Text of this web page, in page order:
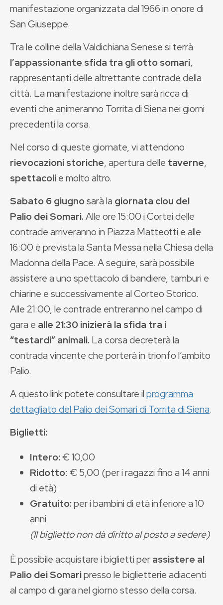
manifestazione organizzata dal 1966 in onore di
San Giuseppe.
Tra le colline della Valdichiana Senese si terrà
l’appassionante sfida tra gli otto somari,
rappresentanti delle altrettante contrade della
città. La manifestazione inoltre sarà ricca di
eventi che animeranno Torrita di Siena nei giorni
precedenti la corsa.
Nel corso di queste giornate, vi attendono
rievocazioni storiche, apertura delle taverne,
spettacolie molto altro.
Sabato 6 giugnosarà la giornata clou del
Palio dei Somari.Alle ore 15:00 i Cortei delle
contrade arriveranno in Piazza Matteotti e alle
16:00 è prevista la Santa Messa nella Chiesa della
Madonna della Pace. A seguire, sarà possibile
assistere a uno spettacolo di bandiere, tamburi e
chiarine e successivamente al Corteo Storico.
Alle 21:00, le contrade entreranno nel campo di
gara e alle 21:30 inizierà la sfida tra i
“testardi” animali.La corsa decreterà la
contrada vincente che porterà in trionfo l’ambito
Palio.
A questo link potete consultare ilprogramma
dettagliato del Palio dei Somari di Torrita di Siena.
Biglietti:
Intero:€ 10,00
Ridotto: € 5,00 (per i ragazzi fino a 14 anni
di età)
Gratuito:per i bambini di età inferiore a 10
anni
(Il biglietto non dà diritto al posto a sedere)
È possibile acquistare i biglietti perassistere al
Palio dei Somaripresso le biglietterie adiacenti
al campo di gara nel giorno stesso della corsa.